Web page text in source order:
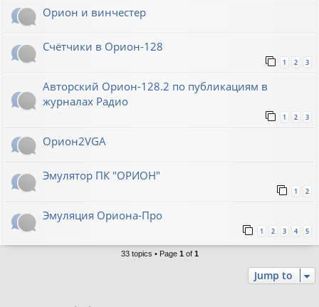
Орион и винчестер
Счётчики в Орион-128
1 2 3
Авторский Орион-128.2 по публикациям в
журналах Радио
1 2 3
Орион2VGA
Эмулятор ПК "ОРИОН"
1 2
Эмуляция Ориона-Про
1 2 3 4 5
33 topics • Page 1 of 1
Jump to